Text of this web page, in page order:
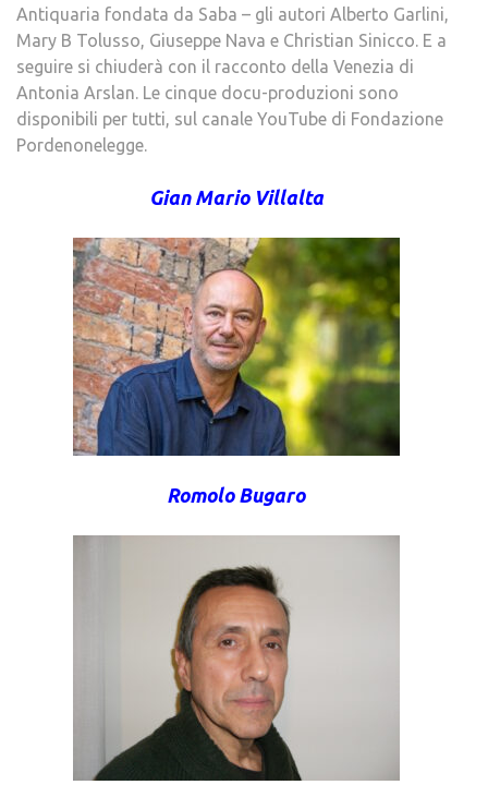
Antiquaria fondata da Saba – gli autori Alberto Garlini,
Mary B Tolusso, Giuseppe Nava e Christian Sinicco. E a
seguire si chiuderà con il racconto della Venezia di
Antonia Arslan. Le cinque docu-produzioni sono
disponibili per tutti, sul canale YouTube di Fondazione
Pordenonelegge.
Gian Mario Villalta
Romolo Bugaro